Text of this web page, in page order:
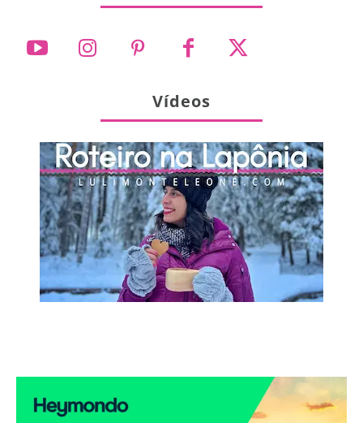
Vídeos